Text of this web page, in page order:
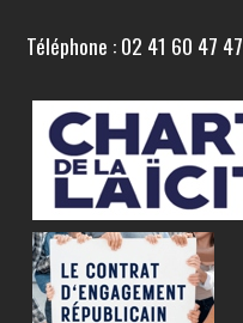
Téléphone : 02 41 60 47 47